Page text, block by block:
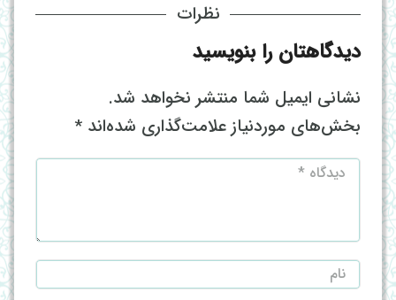
نظرات
دیدگاهتان را بنویسید
نشانی ایمیل شما منتشر نخواهد شد.
بخش‌های موردنیاز علامت‌گذاری شده‌اند *